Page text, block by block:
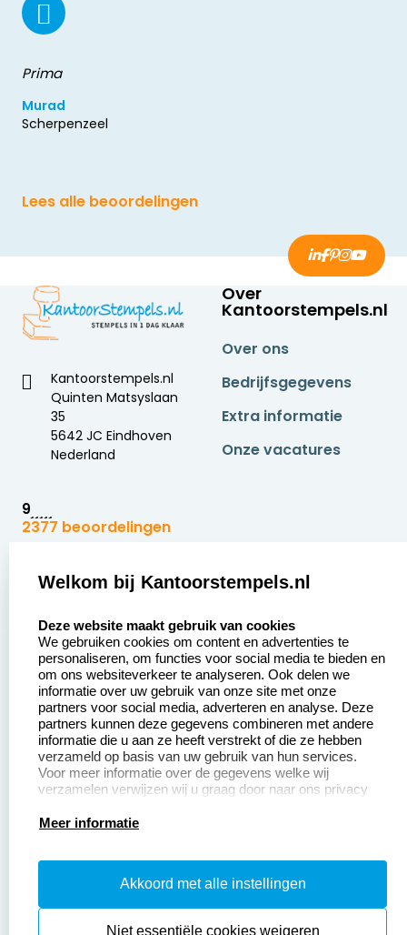
Prima
Murad
Scherpenzeel
Lees alle beoordelingen
Kantoorstempels.nl
Quinten Matsyslaan
35
5642 JC Eindhoven
Nederland
9
2377 beoordelingen
Over
Kantoorstempels.nl
Over ons
Bedrijfsgegevens
Extra informatie
Onze vacatures
Zakelijk:
Aanvraag op maat
Betaling &
Verzending
Wederverkoper
worden
Sale
Klantenservice:
Contact opnemen
Veel gestelde vragen
Retourneren
Herroepingsrecht
Productinformatie:
Instructiepagina
Safety Sheets
Welkom bij Kantoorstempels.nl
Deze website maakt gebruik van cookies
We gebruiken cookies om content en advertenties te
personaliseren, om functies voor social media te bieden en
om ons websiteverkeer te analyseren. Ook delen we
informatie over uw gebruik van onze site met onze
partners voor social media, adverteren en analyse. Deze
partners kunnen deze gegevens combineren met andere
informatie die u aan ze heeft verstrekt of die ze hebben
verzameld op basis van uw gebruik van hun services.
Voor meer informatie over de gegevens welke wij
verzamelen verwijzen wij u graag door naar ons privacy
Meer informatie
Akkoord met alle instellingen
Niet essentiële cookies weigeren